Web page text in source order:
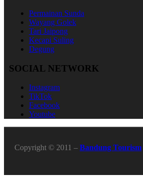
Permainan Sunda
Wayang Golek
Tari Jaipong
Kecapi Suling
Degung
SOCIAL NETWORK
Instagram
TikTok
Facebook
Youtube
Copyright © 2011 – Bandung Tourism